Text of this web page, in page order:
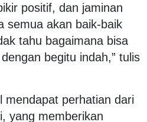
positif, dan jaminan
semua akan baik-baik
tahu bagaimana bisa
dengan begitu indah,” tulis
mendapat perhatian dari
, yang memberikan